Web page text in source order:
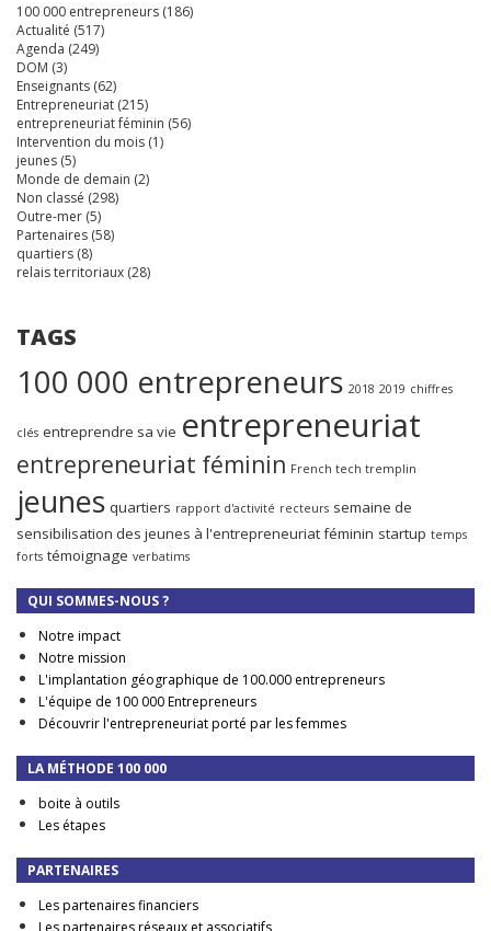
100 000 entrepreneurs (186)
Actualité (517)
Agenda (249)
DOM (3)
Enseignants (62)
Entrepreneuriat (215)
entrepreneuriat féminin (56)
Intervention du mois (1)
jeunes (5)
Monde de demain (2)
Non classé (298)
Outre-mer (5)
Partenaires (58)
quartiers (8)
relais territoriaux (28)
TAGS
100 000 entrepreneurs 2018 2019 chiffres
clés entreprendre sa vie entrepreneuriat
entrepreneuriat féminin French tech tremplin
jeunes quartiers rapport d'activité recteurs semaine de
sensibilisation des jeunes à l'entrepreneuriat féminin startup temps
forts témoignage verbatims
QUI SOMMES-NOUS ?
Notre impact
Notre mission
L'implantation géographique de 100.000 entrepreneurs
L'équipe de 100 000 Entrepreneurs
Découvrir l'entrepreneuriat porté par les femmes
LA MÉTHODE 100 000
boite à outils
Les étapes
PARTENAIRES
Les partenaires financiers
Les partenaires réseaux et associatifs